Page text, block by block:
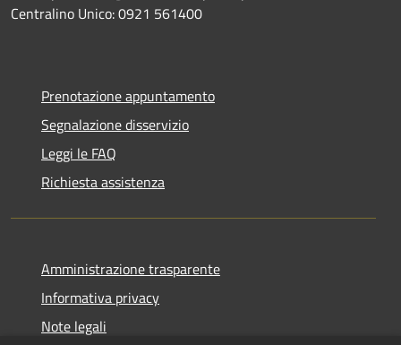
Centralino Unico: 0921 561400
Prenotazione appuntamento
Segnalazione disservizio
Leggi le FAQ
Richiesta assistenza
Amministrazione trasparente
Informativa privacy
Note legali